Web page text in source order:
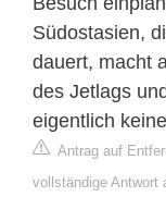
Südostasien,
dauert, macht
des Jetlags
eigentlich
Antrag auf
vollständige Antwort